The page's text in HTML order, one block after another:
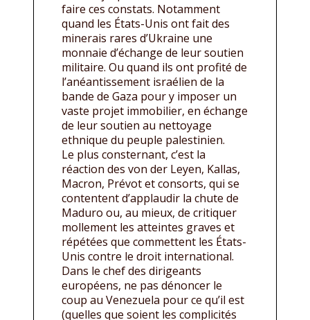
faire ces constats. Notamment
quand les États-Unis ont fait des
minerais rares d’Ukraine une
monnaie d’échange de leur soutien
militaire. Ou quand ils ont profité de
l’anéantissement israélien de la
bande de Gaza pour y imposer un
vaste projet immobilier, en échange
de leur soutien au nettoyage
ethnique du peuple palestinien.
Le plus consternant, c’est la
réaction des von der Leyen, Kallas,
Macron, Prévot et consorts, qui se
contentent d’applaudir la chute de
Maduro ou, au mieux, de critiquer
mollement les atteintes graves et
répétées que commettent les États-
Unis contre le droit international.
Dans le chef des dirigeants
européens, ne pas dénoncer le
coup au Venezuela pour ce qu’il est
(quelles que soient les complicités